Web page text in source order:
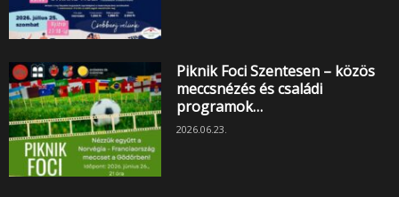
Piknik Foci Szentesen – közös
meccsnézés és családi
programok…
2026.06.23.